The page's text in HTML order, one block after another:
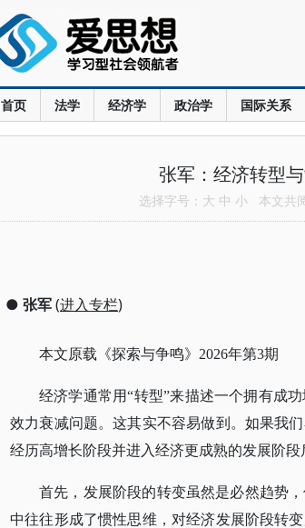
首页 法学 经济学 政治学 国际关系
张军：经济转型
选择字号： 大 中 小 本文共
● 张军(进入专栏)
本文原载《探索与争鸣》 2026年第3期
经济学通常用“转型”来描述一个拥有成
效力衰减问题。这其实不容易做到。如果我
经历高增长阶段并进入经济更成熟的发展阶
首先，发展阶段的转变虽然是必然趋势
中往往形成了惯性思维，对经济发展阶段转